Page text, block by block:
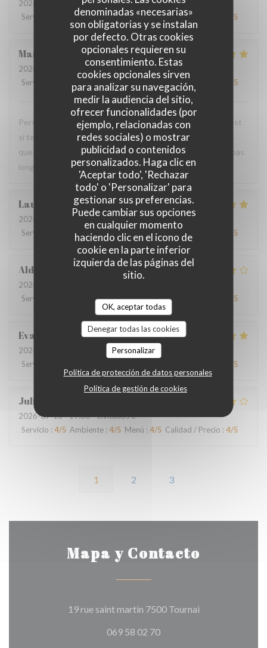
denominadas «necesarias»
son obligatorias y se instalan
por defecto. Otras cookies
opcionales requieren su
consentimiento. Estas
cookies opcionales sirven
para analizar su navegación,
medir la audiencia del sitio,
ofrecer funcionalidades (por
ejemplo, relacionadas con
redes sociales) o mostrar
publicidad o contenidos
personalizados. Haga clic en
'Aceptar todo', 'Rechazar
todo' o 'Personalizar' para
gestionar sus preferencias.
Puede cambiar sus opciones
en cualquier momento
haciendo clic en el icono de
cookie en la parte inferior
izquierda de las páginas del
sitio.
OK, aceptar todas
Denegar todas las cookies
Personalizar
Política de protección de datos personales
Política de gestión de cookies
2026-07-24
- 19:00 - Invitados 4
Servicio
Ambiente: 4/5 Menú:5/5 Calidad / Precio /5
Mandy
2026-07-18
- 20:00 - Invitados 2
Servicio
5/5 Calidad / Precio /5
Personnel très agréable et à l'écoute du client. La viande est
si tendre et tous les accompagnements sont exquis ! Plus
que ravis de votre restaurant et nous y reviendrons dans pas
longtemps.
Laurence M
2026-07-20
- 19:30 - Invitados 4
Servicio
Ambiente /5 Menú 5 /5 Calidad / Precio /5
Aldo
2026-07-18
Servicio
Ambiente:4/5 Menú:4/5 Calidad / Precio /5
Eva
2026-07-16
- 20:00 - Invitados 2
Servicio
/5
Julie
2026-07-13- 19:30 - Invitados 6
Servicio : 4/5 Ambiente : 4/5 Menú : 4/5 Calidad / Precio : 4/5
1 2 3
Mapa y Contacto
19 rue saint martin 7500 Tournai((abre en una
069 58 02 70